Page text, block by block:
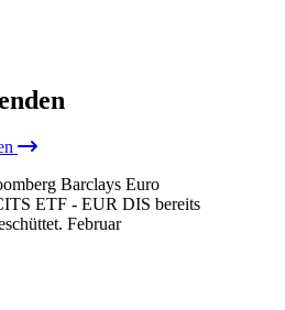
Barclays Euro
ETF - EUR DIS bereits
Februar